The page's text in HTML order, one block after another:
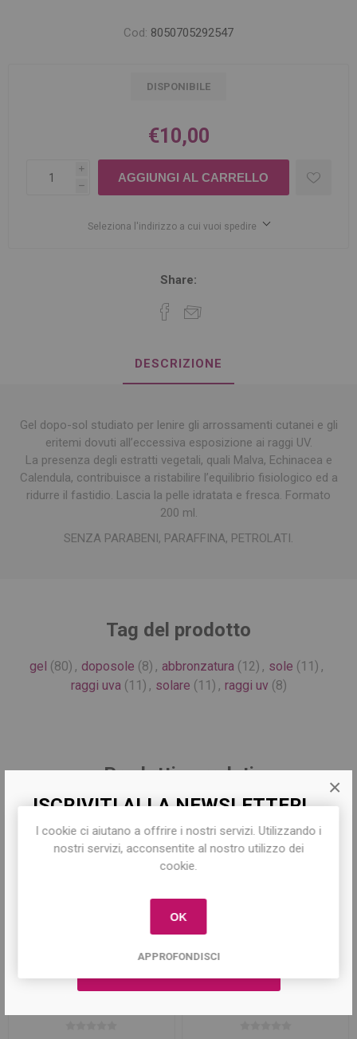
ISCRIVITI ALLA NEWSLETTER!
Iscriviti per conoscere le nostre ultime
offerte e ricevere il10% di sconto
×
Cod: 8050705292547
DISPONIBILE
€10,00
i
h
Seleziona l'indirizzo a cui vuoi spedire
Share:
DESCRIZIONE
Gel dopo-sol studiato per lenire gli arrossamenti cutanei e gli
eritemi dovuti all’eccessiva esposizione ai raggi UV.
La presenza degli estratti vegetali, quali Malva, Echinacea e
Calendula, contribuisce a ristabilire l’equilibrio fisiologico ed a
ridurre il fastidio. Lascia la pelle idratata e fresca. Formato
200 ml.
SENZA PARABENI, PARAFFINA, PETROLATI.
Tag del prodotto
gel (80) , doposole (8) , abbronzatura (12) , sole (11) ,
raggi uva (11) , solare (11) , raggi uv (8)
Prodotti correlati
Acqua Abbronzante
Crema Attivante
I cookie ci aiutano a offrire i nostri servizi. Utilizzando i
nostri servizi, acconsentite al nostro utilizzo dei
cookie.
OK
APPROFONDISCI